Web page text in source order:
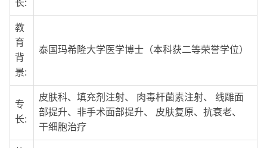
长:
教
育
背
景:
泰国玛希隆大学医学博士（本科获二等荣誉学位）
专
长:
皮肤科、填充剂注射、 肉毒杆菌素注射、 线雕面
部提升、非手术面部提升、 皮肤复原、抗衰老、
干细胞治疗